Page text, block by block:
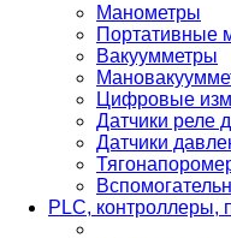
Манометры
Портативные
Вакуумметры
Цифровые
Датчики реле
Датчики
PLС, контроллеры,